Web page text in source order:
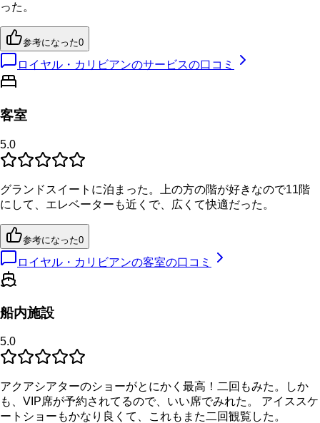
った。
参考になった0
ロイヤル・カリビアンのサービスの口コミ
客室
5.0
グランドスイートに泊まった。上の方の階が好きなので11階
にして、エレベーターも近くで、広くて快適だった。
参考になった0
ロイヤル・カリビアンの客室の口コミ
船内施設
5.0
アクアシアターのショーがとにかく最高！二回もみた。しか
も、VIP席が予約されてるので、いい席でみれた。 アイススケ
ートショーもかなり良くて、これもまた二回観覧した。